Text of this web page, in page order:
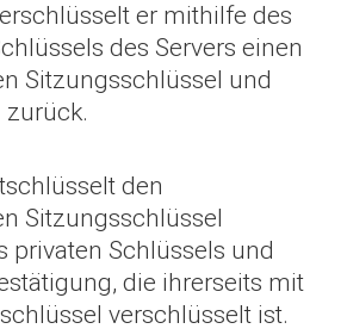
er mithilfe des
des Servers einen
Sitzungsschlüssel und
zurück.
den
Sitzungsschlüssel
privaten Schlüssels und
die ihrerseits mit
verschlüsselt ist.